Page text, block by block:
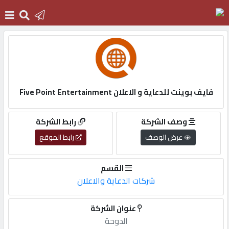
دخول
التسجيل
English
أضف
فايف بوينت للدعاية و الاعلان Five Point Entertainment
رابط الشركة
رابط الموقع
وصف الشركة
عرض الوصف
القسم
شركات الدعاية والاعلان
عنوان الشركة
الدوحة